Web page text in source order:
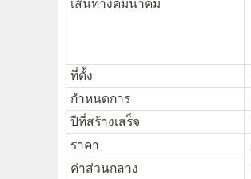
เส้นทางคมนาคม
ที่ตั้ง
กำหนดการ
ปีที่สร้างเสร็จ
ราคา
ค่าส่วนกลาง